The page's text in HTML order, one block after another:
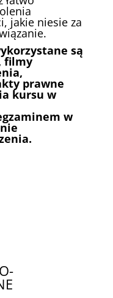
jakie niesie za
są
filmy
prawne
kursu w
w